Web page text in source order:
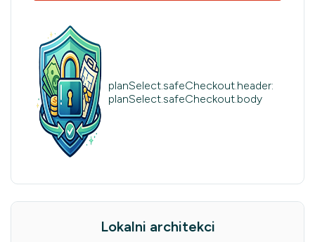
planSelect.safeCheckout.header:
planSelect.safeCheckout.body
Lokalni architekci